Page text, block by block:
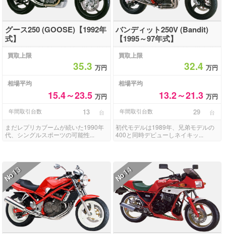
グース250 (GOOSE)【1992年
式】
買取上限
35.3万円
相場平均
15.4～23.5万円
年間取引台数 13 台
まだレプリカブームが続いた1990年
代、シングルスポーツの可能性...
バンディット250V (Bandit)
【1995～97年式】
買取上限
32.4 万円
相場平均
13.2～21.3 万円
年間取引台数 29 台
初代モデルは1989年、兄弟モデルの
400と同時デビューしネイキッ...
No
13 No
14